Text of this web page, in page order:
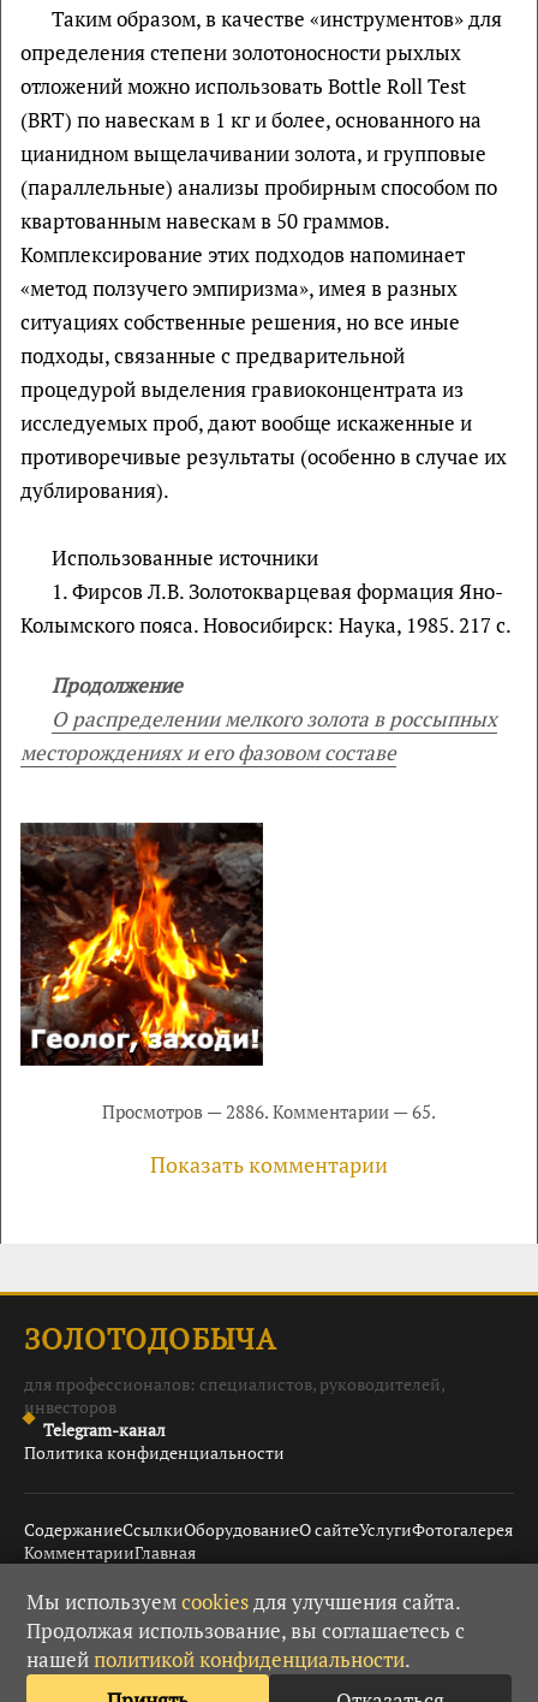
Таким образом, в качестве «инструментов» для
определения степени золотоносности рыхлых
отложений можно использовать Bottle Roll Test
(BRT) по навескам в 1 кг и более, основанного на
цианидном выщелачивании золота, и групповые
(параллельные) анализы пробирным способом по
квартованным навескам в 50 граммов.
Комплексирование этих подходов напоминает
«метод ползучего эмпиризма», имея в разных
ситуациях собственные решения, но все иные
подходы, связанные с предварительной
процедурой выделения гравиоконцентрата из
исследуемых проб, дают вообще искаженные и
противоречивые результаты (особенно в случае их
дублирования).
Использованные источники
1. Фирсов Л.В. Золотокварцевая формация Яно-
Колымского пояса. Новосибирск: Наука, 1985. 217 с.
Продолжение
О распределении мелкого золота в россыпных
месторождениях и его фазовом составе
Просмотров — 2886. Комментарии — 65.
Показать комментарии
ЗОЛОТОДОБЫЧА
для профессионалов: специалистов, руководителей,
инвесторов
Telegram-канал
Политика конфиденциальности
СодержаниеСсылкиОборудованиеО сайтеУслугиФотогалерея
КомментарииГлавная
© 2008–2026 Золотодобыча · 18+ · При использовании
материалов гиперссылка обязательна.
Мы используемcookiesдля улучшения сайта.
Продолжая использование, вы соглашаетесь с
нашейполитикой конфиденциальности.